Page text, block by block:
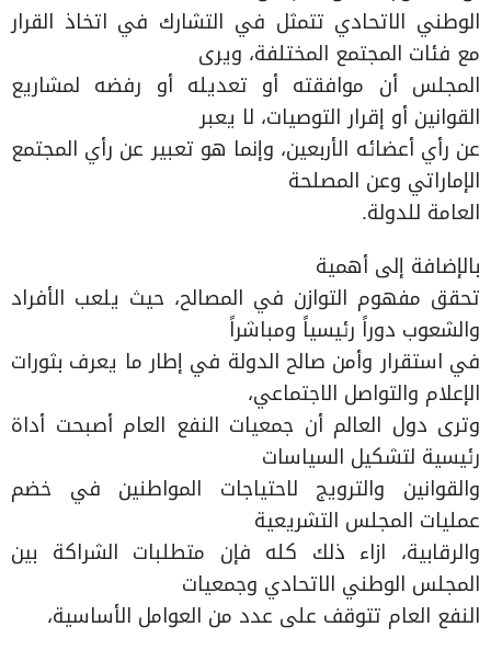
الوطني الاتحادي تتمثل في التشارك في اتخاذ القرار
مع فئات المجتمع المختلفة، ويرى
المجلس أن موافقته أو تعديله أو رفضه لمشاريع
القوانين أو إقرار التوصيات، لا يعبر
عن رأي أعضائه الأربعين، وإنما هو تعبير عن رأي المجتمع
الإماراتي وعن المصلحة
العامة للدولة.
بالإضافة إلى أهمية
تحقق مفهوم التوازن في المصالح، حيث يلعب الأفراد
والشعوب دوراً رئيسياً ومباشراً
في استقرار وأمن صالح الدولة في إطار ما يعرف بثورات
الإعلام والتواصل الاجتماعي،
وترى دول العالم أن جمعيات النفع العام أصبحت أداة
رئيسية لتشكيل السياسات
والقوانين والترويج لاحتياجات المواطنين في خضم
عمليات المجلس التشريعية
والرقابية، ازاء ذلك كله فإن متطلبات الشراكة بين
المجلس الوطني الاتحادي وجمعيات
النفع العام تتوقف على عدد من العوامل الأساسية،